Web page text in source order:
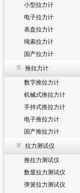
小型拉力计
电子拉力计
表盘拉力计
绳索拉力计
国产拉力计
推拉力计
数字推拉力计
机械式推拉力计
手持式推拉力计
电子推拉力计
国产推拉力计
拉力测试仪
推拉力测试仪
数显拉力测试仪
弹簧拉力测试仪